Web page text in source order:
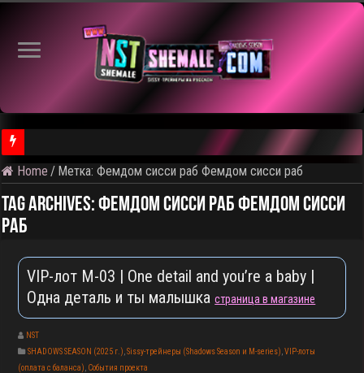
⚠️ Результаты голосования и тема следующего откртытого
Home / Метка:Фемдом сисси раб Фемдом сисси раб
Tag Archives:Фемдом сисси раб Фемдом сисси
раб
VIP-лот M-03 | One detail and you’re a baby |
Одна деталь и ты малышкастраница в магазине
NST
SHADOWS SEASON (2025 г.) ,Sissy-трейнеры (Shadows Season и M-series) ,VIP-лоты
(оплата с баланса) События проекта